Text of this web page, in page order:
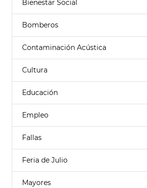
Bienestar Social
Bomberos
Contaminación Acústica
Cultura
Educación
Empleo
Fallas
Feria de Julio
Mayores